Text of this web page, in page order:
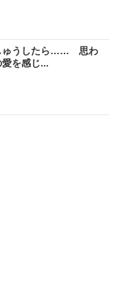
ゅうしたら…… 思わ
を感じ...